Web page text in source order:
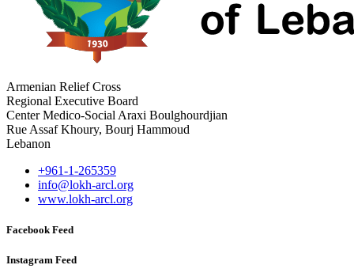
Armenian Relief Cross
Regional Executive Board
Center Medico-Social Araxi Boulghourdjian
Rue Assaf Khoury, Bourj Hammoud
Lebanon
+961-1-265359
info@lokh-arcl.org
www.lokh-arcl.org
Facebook Feed
Instagram Feed